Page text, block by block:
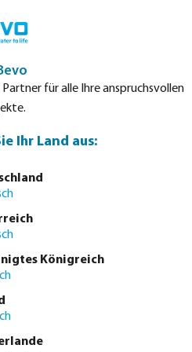
und Partnern
Partner für alle Ihre anspruchsvollen
Ihr Land aus:
Königreich